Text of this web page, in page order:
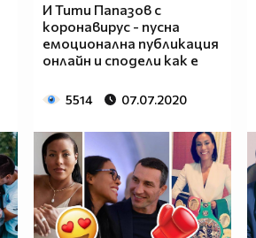
И Тити Папазов с
коронавирус - пусна
емоционална публикация
онлайн и сподели как е
5514 07.07.2020